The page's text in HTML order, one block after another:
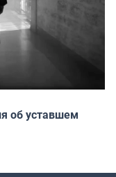
об уставшем